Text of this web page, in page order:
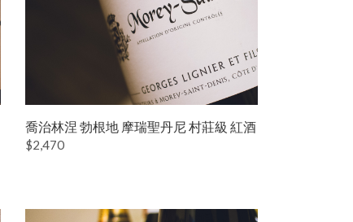
喬治林涅 勃根地 摩瑞聖丹尼 村莊級 紅酒
$2,470